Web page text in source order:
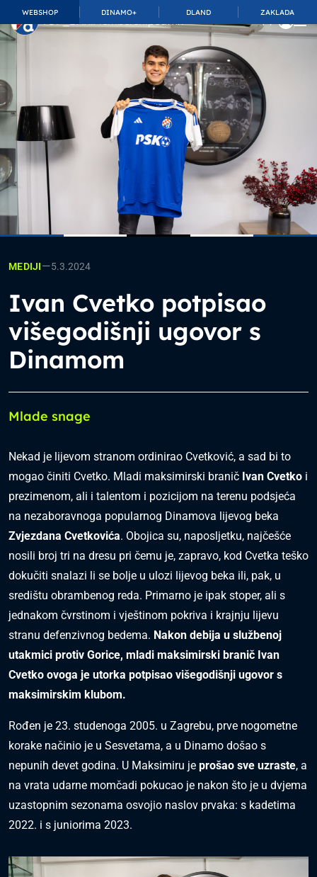
WEBSHOP DINAMO+ DLAND ZAKLADA
TOP_BAR.MembershipSuffix
MEDIJI—5.3.2024
Ivan Cvetko potpisao
višegodišnji ugovor s
Dinamom
Mlade snage
Nekad je lijevom stranom ordinirao Cvetković, a sad bi to
mogao činiti Cvetko. Mladi maksimirski branič Ivan Cvetko i
prezimenom, ali i talentom i pozicijom na terenu podsjeća
na nezaboravnoga popularnog Dinamova lijevog beka
Zvjezdana Cvetkovića. Obojica su, naposljetku, najčešće
nosili broj tri na dresu pri čemu je, zapravo, kod Cvetka teško
dokučiti snalazi li se bolje u ulozi lijevog beka ili, pak, u
središtu obrambenog reda. Primarno je ipak stoper, ali s
jednakom čvrstinom i vještinom pokriva i krajnju lijevu
stranu defenzivnog bedema. Nakon debija u službenoj
utakmici protiv Gorice, mladi maksimirski branič Ivan
Cvetko ovoga je utorka potpisao višegodišnji ugovor s
maksimirskim klubom.
Rođen je 23. studenoga 2005. u Zagrebu, prve nogometne
korake načinio je u Sesvetama, a u Dinamo došao s
nepunih devet godina. U Maksimiru je prošao sve uzraste, a
na vrata udarne momčadi pokucao je nakon što je u dvjema
uzastopnim sezonama osvojio naslov prvaka: s kadetima
2022. i s juniorima 2023.